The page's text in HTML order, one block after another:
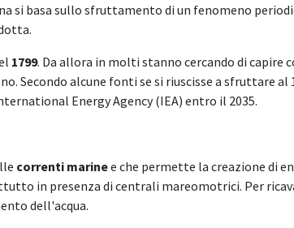
si basa sullo sfruttamento di un fenomeno
1799. Da allora in molti stanno cercando di capire
Secondo alcune fonti se si riuscisse a sfruttare al
Energy Agency (IEA) entro il 2035.
correnti marinee che permette la creazione di
in presenza di centrali mareomotrici. Per
dell'acqua.